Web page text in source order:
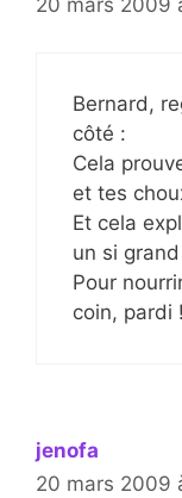
Bernard,
côté :
Cela
et tes
Et cela
un si
Pour
coin, pardi !
jenofa
20 mars 2009